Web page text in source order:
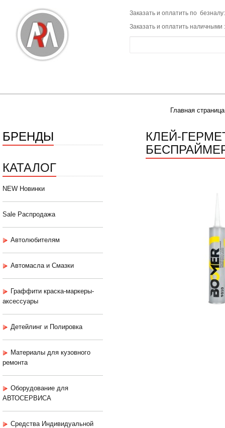
Заказать и оплатить по
Заказать и оплатить наличными
Главная страница
БРЕНДЫ
КАТАЛОГ
NEW Новинки
Sale Распродажа
Автолюбителям
Автомасла и Смазки
Граффити краска-маркеры-
аксессуары
Детейлинг и Полировка
Материалы для кузовного
ремонта
Оборудование для
АВТОСЕРВИСА
Средства Индивидуальной
КЛЕЙ-